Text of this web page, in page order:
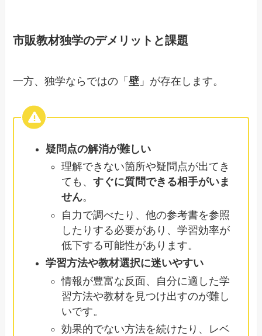
市販教材独学のデメリットと課題
一方、独学ならではの「壁 」が存在します。
疑問点の解消が難しい
理解できない箇所や疑問点が出てき
ても、すぐに質問できる相手がいま
せん。
自力で調べたり、他の参考書を参照
したりする必要があり、学習効率が
低下する可能性があります。
学習方法や教材選択に迷いやすい
情報が豊富な反面、自分に適した学
習方法や教材を見つけ出すのが難し
いです。
効果的でない方法を続けたり、レベ